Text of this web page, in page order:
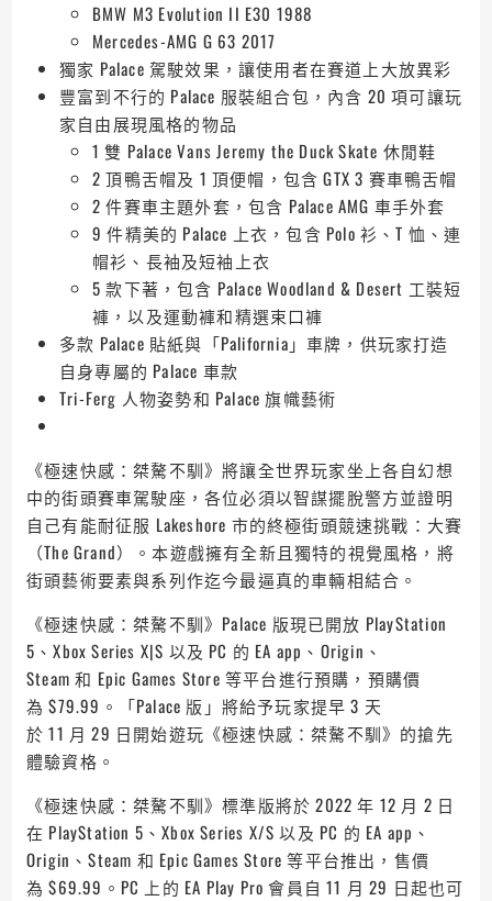
BMW M3 Evolution II E30 1988
Mercedes-AMG G 63 2017
獨家 Palace 駕駛效果，讓使用者在賽道上大放異彩
豐富到不行的 Palace 服裝組合包，內含 20 項可讓玩
家自由展現風格的物品
1 雙 Palace Vans Jeremy the Duck Skate 休閒鞋
2 頂鴨舌帽及 1 頂便帽，包含 GTX 3 賽車鴨舌帽
2 件賽車主題外套，包含 Palace AMG 車手外套
9 件精美的 Palace 上衣，包含 Polo 衫、T 恤、連
帽衫、長袖及短袖上衣
5 款下著，包含 Palace Woodland & Desert 工裝短
褲，以及運動褲和精選束口褲
多款 Palace 貼紙與「Palifornia」車牌，供玩家打造
自身專屬的 Palace 車款
Tri-Ferg 人物姿勢和 Palace 旗幟藝術
《極速快感：桀驁不馴》將讓全世界玩家坐上各自幻想
中的街頭賽車駕駛座，各位必須以智謀擺脫警方並證明
自己有能耐征服 Lakeshore 市的終極街頭競速挑戰：大賽
（The Grand）。本遊戲擁有全新且獨特的視覺風格，將
街頭藝術要素與系列作迄今最逼真的車輛相結合。
《極速快感：桀驁不馴》Palace 版現已開放 PlayStation
5、Xbox Series X|S 以及 PC 的 EA app、Origin、
Steam 和 Epic Games Store 等平台進行預購，預購價
為 $79.99。「Palace 版」將給予玩家提早 3 天
於 11 月 29 日開始遊玩《極速快感：桀驁不馴》的搶先
體驗資格。
《極速快感：桀驁不馴》標準版將於 2022 年 12 月 2 日
在 PlayStation 5、Xbox Series X/S 以及 PC 的 EA app、
Origin、Steam 和 Epic Games Store 等平台推出，售價
為 $69.99。PC 上的 EA Play Pro 會員自 11 月 29 日起也可